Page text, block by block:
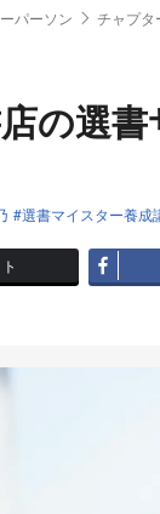
パーソン チャプタ
の選
選書マイスター養成